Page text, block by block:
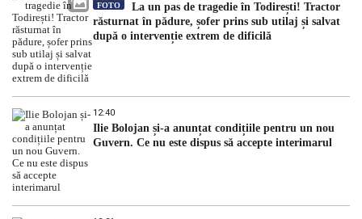
FOTO
La un pas de tragedie în Todirești! Tractor
răsturnat în pădure, șofer prins sub utilaj și salvat
după o intervenție extrem de dificilă
12:40
Ilie Bolojan și-a anunțat condițiile pentru un nou
Guvern. Ce nu este dispus să accepte interimarul